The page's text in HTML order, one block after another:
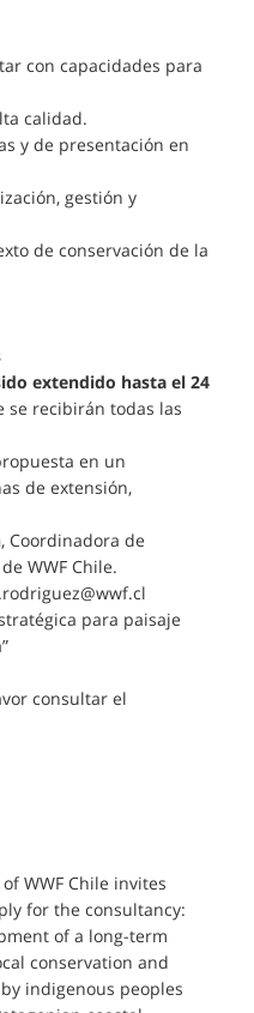
con capacidades para
calidad.
y de presentación en
gestión y
de conservación de la
extendido hasta el 24
se recibirán todas las
en un
de extensión,
, Coordinadora de
WWF Chile.
para paisaje
consultar el
WWF Chile invites
for the consultancy:
of a long-term
conservation and
indigenous peoples